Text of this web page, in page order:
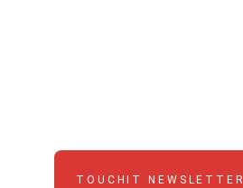
TOUCHIT NEWSLETTER